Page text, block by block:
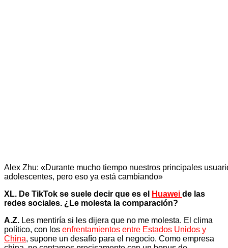
Alex Zhu: «Durante mucho tiempo nuestros principales
adolescentes, pero eso ya está cambiando»
XL. De TikTok se suele decir que es el
Huawei de las
redes sociales. ¿Le molesta la comparación?
A.Z. Les mentiría si les dijera que no me molesta. El clima
político, con los enfrentamientos entre Estados Unidos y
China, supone un desafío para el negocio. Como empresa